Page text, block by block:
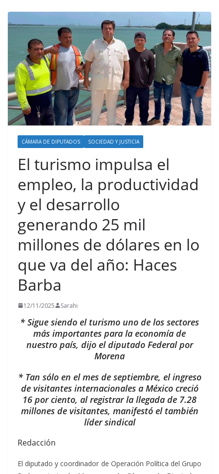
CÁMARA DE DIPUTADOS SOCIEDAD Y JUSTICIA
El turismo impulsa el
empleo, la productividad
y el desarrollo
generando 25 mil
millones de dólares en lo
que va del año: Haces
Barba
12/11/2025 Sarahi
* Sigue siendo el turismo uno de los sectores
más importantes para la economía de
nuestro país, dijo el diputado Federal por
Morena
* Tan sólo en el mes de septiembre, el ingreso
de visitantes internacionales a México creció
16 por ciento, al registrar la llegada de 7.28
millones de visitantes, manifestó el también
líder sindical
Redacción
El diputado y coordinador de Operación Política del Grupo